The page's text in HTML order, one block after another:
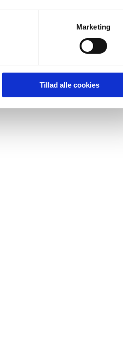
Marketing
Tillad alle cookies
og vi er nysgerrige på,